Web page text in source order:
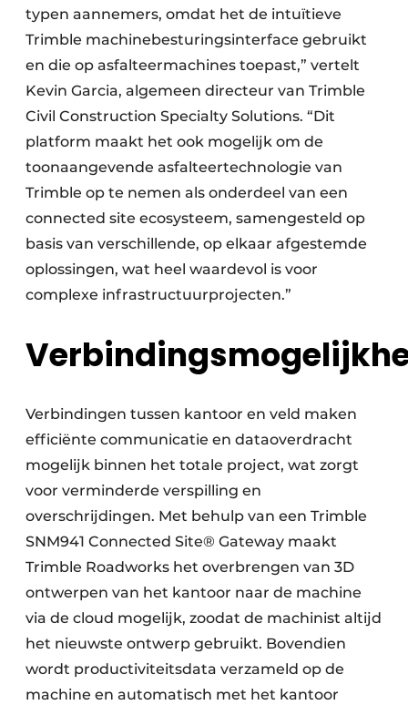
typen aannemers, omdat het de intuïtieve
Trimble machinebesturingsinterface gebruikt
en die op asfalteermachines toepast,” vertelt
Kevin Garcia, algemeen directeur van Trimble
Civil Construction Specialty Solutions. “Dit
platform maakt het ook mogelijk om de
toonaangevende asfalteertechnologie van
Trimble op te nemen als onderdeel van een
connected site ecosysteem, samengesteld op
basis van verschillende, op elkaar afgestemde
oplossingen, wat heel waardevol is voor
complexe infrastructuurprojecten.”
Verbindingen tussen kantoor en veld maken
efficiënte communicatie en dataoverdracht
mogelijk binnen het totale project, wat zorgt
voor verminderde verspilling en
overschrijdingen. Met behulp van een Trimble
SNM941 Connected Site® Gateway maakt
Trimble Roadworks het overbrengen van 3D
ontwerpen van het kantoor naar de machine
via de cloud mogelijk, zoodat de machinist altijd
het nieuwste ontwerp gebruikt. Bovendien
wordt productiviteitsdata verzameld op de
machine en automatisch met het kantoor